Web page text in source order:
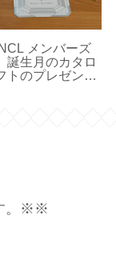
メンバーズ
誕生月のカタロ
トのプレゼント
。※※